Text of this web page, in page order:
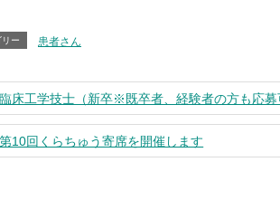
リー 患者さん
臨床工学技士（新卒※既卒者、経験者の方も応募
第10回くらちゅう寄席を開催します